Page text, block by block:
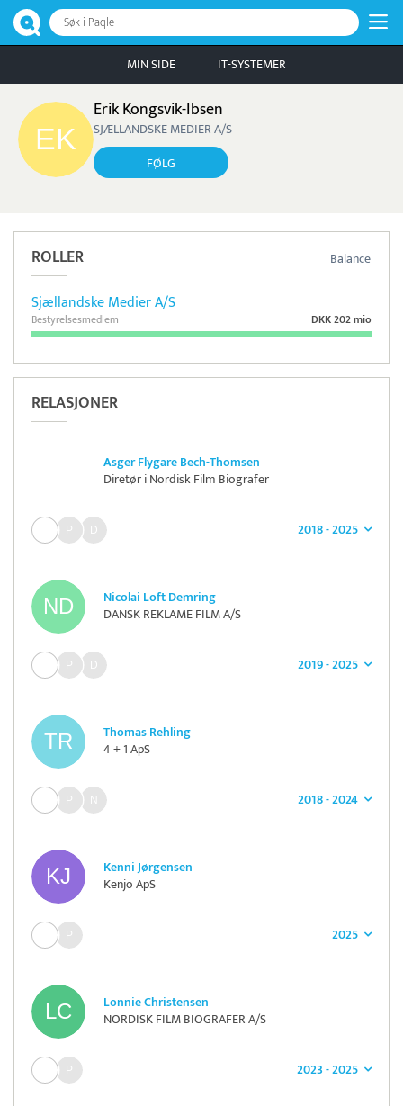
Søk i Paqle
MIN SIDE IT-SYSTEMER
Erik Kongsvik-Ibsen
SJÆLLANDSKE MEDIER A/S
FØLG
Balance
ROLLER
Sjællandske Medier A/S
DKK 202 mio
Bestyrelsesmedlem
RELASJONER
Asger Flygare Bech-Thomsen
Diretør i Nordisk Film Biografer
2018 - 2025
Nicolai Loft Demring
DANSK REKLAME FILM A/S
2019 - 2025
Thomas Rehling
4 + 1 ApS
2018 - 2024
Kenni Jørgensen
Kenjo ApS
2025
Lonnie Christensen
NORDISK FILM BIOGRAFER A/S
2023 - 2025